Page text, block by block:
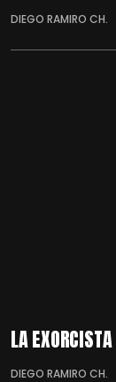
DIEGO RAMIRO CH.
LA EXORCISTA
DIEGO RAMIRO CH.